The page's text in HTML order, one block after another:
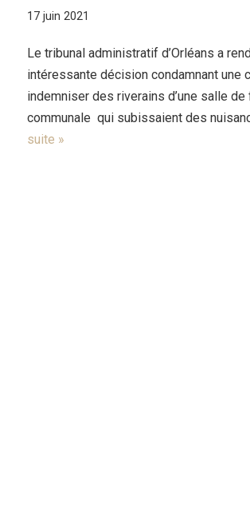
17 juin 2021
Le tribunal administratif d’Orléans a
intéressante décision condamnant une
indemniser des riverains d’une salle de
communale qui subissaient des
suite »